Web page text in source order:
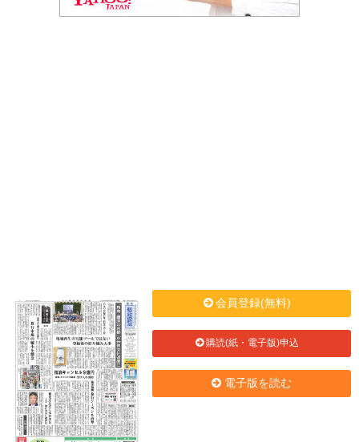
会員登録(無料)
購読(紙・電子版)申込
電子版を読む